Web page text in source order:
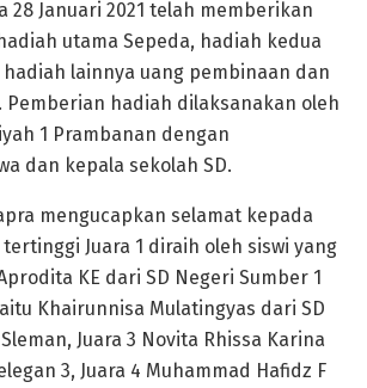
28 Januari 2021 telah memberikan
utama Sepeda, hadiah kedua
lainnya uang pembinaan dan
Pemberian hadiah dilaksanakan oleh
1 Prambanan dengan
dan kepala sekolah SD.
mengucapkan selamat kepada
Juara 1 diraih oleh siswi yang
KE dari SD Negeri Sumber 1
Khairunnisa Mulatingyas dari SD
Juara 3 Novita Rhissa Karina
3, Juara 4 Muhammad Hafidz F